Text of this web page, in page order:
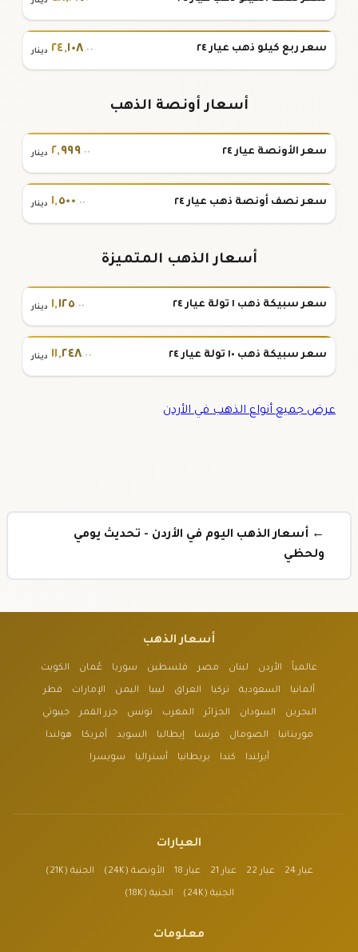
سعر ربع كيلو ذهب عيار ٢٤ ٢٤,١٠٨.٠٠ دينار
أسعار أونصة الذهب
سعر الأونصة عيار ٢٤ ٢,٩٩٩.٠٠ دينار
سعر نصف أونصة ذهب عيار ٢٤ ١,٥٠٠.٠٠ دينار
أسعار الذهب المتميزة
سعر سبيكة ذهب ١ تولة عيار ٢٤ ١,١٢٥.٠٠ دينار
سعر سبيكة ذهب ١٠ تولة عيار ٢٤ ١١,٢٤٨.٠٠ دينار
عرض جميع أنواع الذهب في الأردن
← أسعار الذهب اليوم في الأردن - تحديث يومي
ولحظي
أسعار الذهب
عالمياً الأردن لبنان مصر فلسطين سوريا عُمان الكويت
ألمانيا السعودية تركيا العراق ليبيا اليمن الإمارات قطر
البحرين السودان الجزائر المغرب تونس جزر القمر جيبوتي
موريتانيا الصومال فرنسا إيطاليا السويد أمريكا هولندا
أيرلندا كندا بريطانيا أستراليا سويسرا
العيارات
عيار 24 عيار 22 عيار 21 عيار 18 الأونصة (24K) الجنية (21K)
الجنية (24K) الجنية (18K)
معلومات